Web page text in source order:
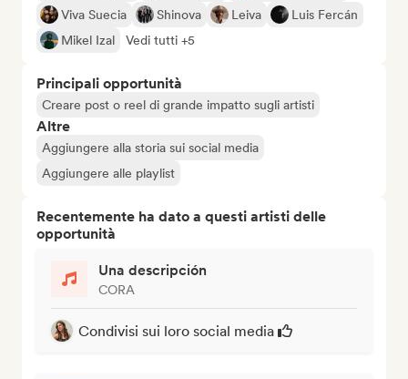
Viva Suecia
Shinova Leiva
Luis Fercán
Mikel Izal
Vedi tutti +5
Principali opportunità
Creare post o reel di grande impatto sugli artisti
Altre
Aggiungere alla storia sui social media
Aggiungere alle playlist
Recentemente ha dato a questi artisti delle
opportunità
Una descripción
CORA
Condivisi sui loro social media